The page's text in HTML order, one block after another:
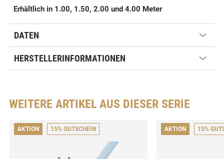
Erhältlich in 1.00, 1.50, 2.00 und 4.00 Meter
DATEN
HERSTELLERINFORMATIONEN
WEITERE ARTIKEL AUS DIESER SERIE
AKTION 15% GUTSCHEIN AKTION 15%